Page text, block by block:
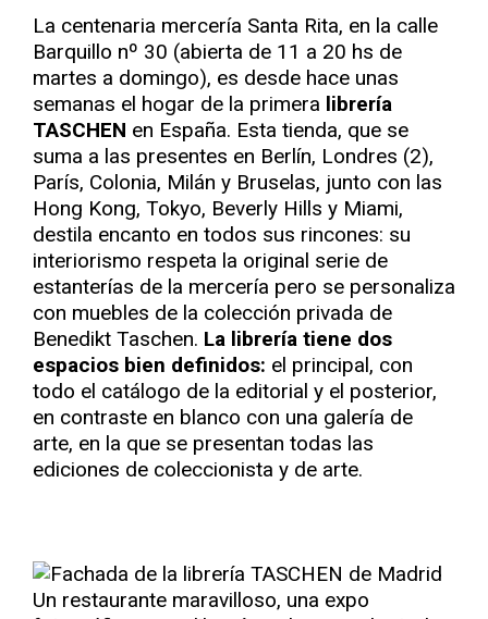
La centenaria mercería Santa Rita, en la calle
Barquillo nº 30 (abierta de 11 a 20 hs de
martes a domingo), es desde hace unas
semanas el hogar de la primera librería
TASCHEN en España. Esta tienda, que se
suma a las presentes en Berlín, Londres (2),
París, Colonia, Milán y Bruselas, junto con las
Hong Kong, Tokyo, Beverly Hills y Miami,
destila encanto en todos sus rincones: su
interiorismo respeta la original serie de
estanterías de la mercería pero se personaliza
con muebles de la colección privada de
Benedikt Taschen. La librería tiene dos
espacios bien definidos: el principal, con
todo el catálogo de la editorial y el posterior,
en contraste en blanco con una galería de
arte, en la que se presentan todas las
ediciones de coleccionista y de arte.